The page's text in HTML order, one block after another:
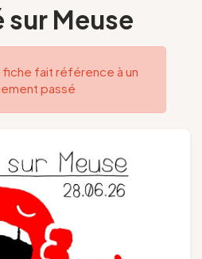
sur Meuse
fait référence à un
passé